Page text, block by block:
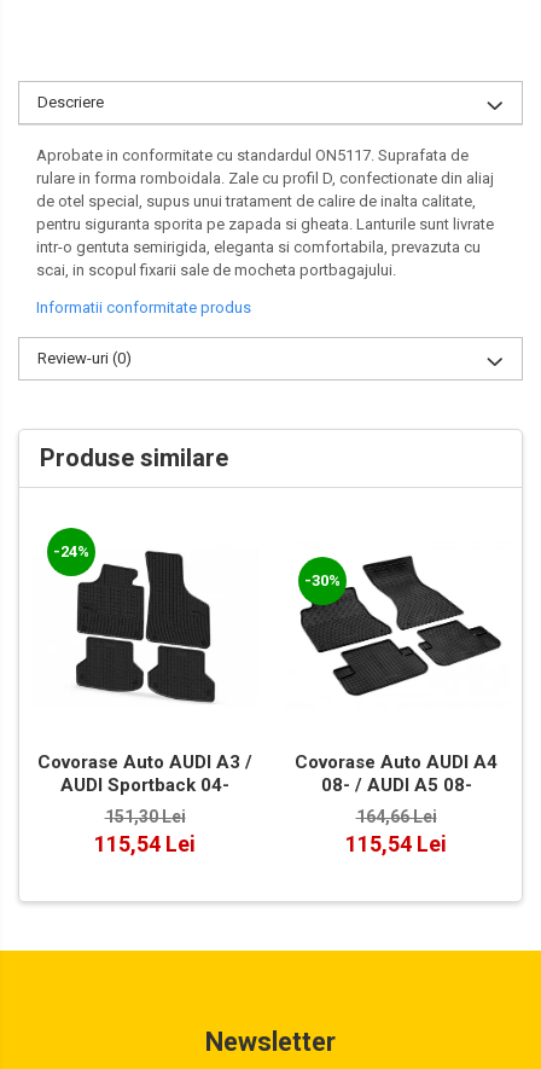
Descriere
Aprobate in conformitate cu standardul ON5117. Suprafata de
rulare in forma romboidala. Zale cu profil D, confectionate din aliaj
de otel special, supus unui tratament de calire de inalta calitate,
pentru siguranta sporita pe zapada si gheata. Lanturile sunt livrate
intr-o gentuta semirigida, eleganta si comfortabila, prevazuta cu
scai, in scopul fixarii sale de mocheta portbagajului.
Informatii conformitate produs
Review-uri (0)
Produse similare
-24%
Covorase Auto AUDI A3 /
AUDI Sportback 04-
151,30 Lei
115,54 Lei
-30%
Covorase Auto AUDI A4
08- / AUDI A5 08-
164,66 Lei
115,54 Lei
Newsletter